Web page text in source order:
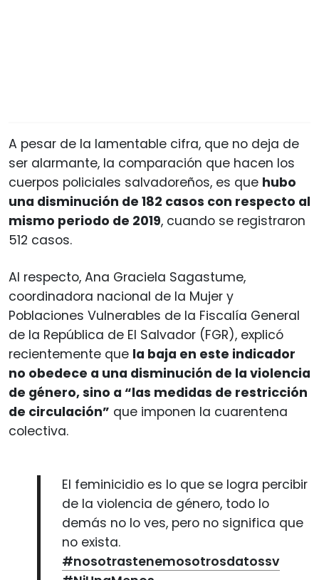
A pesar de la lamentable cifra, que no deja de
ser alarmante, la comparación que hacen los
cuerpos policiales salvadoreños, es que hubo
una disminución de 182 casos con respecto al
mismo periodo de 2019, cuando se registraron
512‬ casos.
Al respecto, Ana Graciela Sagastume,
coordinadora nacional de la Mujer y
Poblaciones Vulnerables de la Fiscalía General
de la República de El Salvador (FGR), explicó
recientemente que la baja en este indicador
no obedece a una disminución de la violencia
de género, sino a “las medidas de restricción
de circulación” que imponen la cuarentena
colectiva.
El feminicidio es lo que se logra percibir
de la violencia de género, todo lo
demás no lo ves, pero no significa que
no exista.
#nosotrastenemosotrosdatossv